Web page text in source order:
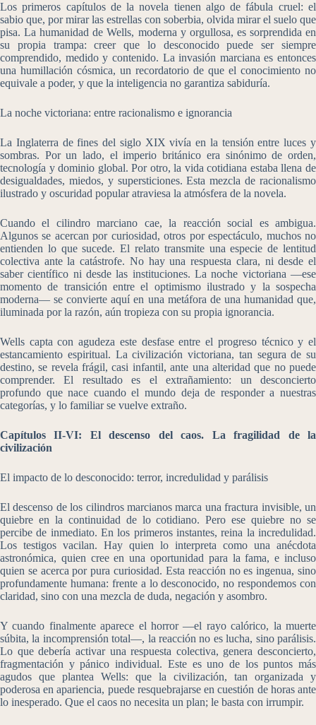
Los primeros capítulos de la novela tienen algo de fábula cruel: el
sabio que, por mirar las estrellas con soberbia, olvida mirar el suelo que
pisa. La humanidad de Wells, moderna y orgullosa, es sorprendida en
su propia trampa: creer que lo desconocido puede ser siempre
comprendido, medido y contenido. La invasión marciana es entonces
una humillación cósmica, un recordatorio de que el conocimiento no
equivale a poder, y que la inteligencia no garantiza sabiduría.
La noche victoriana: entre racionalismo e ignorancia
La Inglaterra de fines del siglo XIX vivía en la tensión entre luces y
sombras. Por un lado, el imperio británico era sinónimo de orden,
tecnología y dominio global. Por otro, la vida cotidiana estaba llena de
desigualdades, miedos, y supersticiones. Esta mezcla de racionalismo
ilustrado y oscuridad popular atraviesa la atmósfera de la novela.
Cuando el cilindro marciano cae, la reacción social es ambigua.
Algunos se acercan por curiosidad, otros por espectáculo, muchos no
entienden lo que sucede. El relato transmite una especie de lentitud
colectiva ante la catástrofe. No hay una respuesta clara, ni desde el
saber científico ni desde las instituciones. La noche victoriana —ese
momento de transición entre el optimismo ilustrado y la sospecha
moderna— se convierte aquí en una metáfora de una humanidad que,
iluminada por la razón, aún tropieza con su propia ignorancia.
Wells capta con agudeza este desfase entre el progreso técnico y el
estancamiento espiritual. La civilización victoriana, tan segura de su
destino, se revela frágil, casi infantil, ante una alteridad que no puede
comprender. El resultado es el extrañamiento: un desconcierto
profundo que nace cuando el mundo deja de responder a nuestras
categorías, y lo familiar se vuelve extraño.
Capítulos II-VI: El descenso del caos. La fragilidad de la
civilización
El impacto de lo desconocido: terror, incredulidad y parálisis
El descenso de los cilindros marcianos marca una fractura invisible, un
quiebre en la continuidad de lo cotidiano. Pero ese quiebre no se
percibe de inmediato. En los primeros instantes, reina la incredulidad.
Los testigos vacilan. Hay quien lo interpreta como una anécdota
astronómica, quien cree en una oportunidad para la fama, e incluso
quien se acerca por pura curiosidad. Esta reacción no es ingenua, sino
profundamente humana: frente a lo desconocido, no respondemos con
claridad, sino con una mezcla de duda, negación y asombro.
Y cuando finalmente aparece el horror —el rayo calórico, la muerte
súbita, la incomprensión total—, la reacción no es lucha, sino parálisis.
Lo que debería activar una respuesta colectiva, genera desconcierto,
fragmentación y pánico individual. Este es uno de los puntos más
agudos que plantea Wells: que la civilización, tan organizada y
poderosa en apariencia, puede resquebrajarse en cuestión de horas ante
lo inesperado. Que el caos no necesita un plan; le basta con irrumpir.